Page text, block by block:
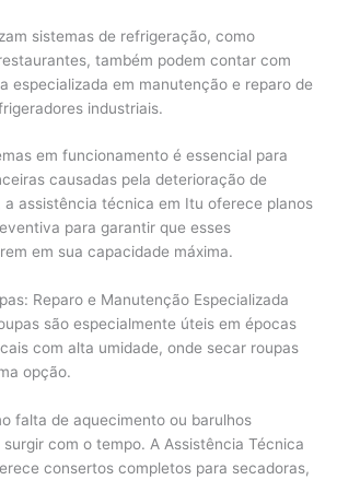
sistemas de refrigeração, como
também podem contar com
especializada em manutenção e reparo de
industriais.
em funcionamento é essencial para
causadas pela deterioração de
a assistência técnica em Itu oferece planos
para garantir que esses
em sua capacidade máxima.
Reparo e Manutenção Especializada
são especialmente úteis em épocas
com alta umidade, onde secar roupas
opção.
falta de aquecimento ou barulhos
com o tempo. A Assistência Técnica
consertos completos para secadoras,